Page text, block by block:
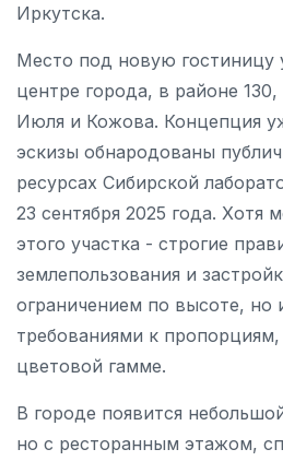
Иркутска.
Место под новую гостиницу
центре города, в районе 130,
Июля и Кожова. Концепция
эскизы обнародованы
ресурсах Сибирской
23 сентября 2025 года. Хотя
этого участка - строгие
землепользования и
ограничением по высоте, но
требованиями к
цветовой гамме.
В городе появится
но с ресторанным этажом,